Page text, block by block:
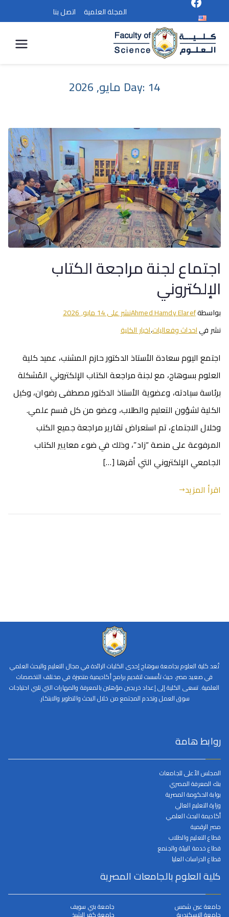
المجلة العلمية اتصل بنا
العلوم Day: 14 مايو, 2026
اجتماع لجنة مراجعة الكتاب
الإلكتروني
بواسطةAhmed Hamdy Elarefنشر على14 مايو, 2026
نشر فياحداث وفعاليات،اخبار الكلية
اجتمع اليوم سعادة الأستاذ الدكتور حازم المشنب، عميد كلية
العلوم بسوهاج، مع لجنة مراجعة الكتاب الإلكتروني المُشكلة
برئاسة سيادته، وعضوية الأستاذ الدكتور مصطفى رضوان، وكيل
الكلية لشؤون التعليم والطلاب، وعضو من كل قسم علمي.
وخلال الاجتماع، تم استعراض تقارير مراجعة جميع الكتب
المرفوعة على منصة “زاد”، وذلك في ضوء معايير الكتاب
الجامعي الإلكتروني التي أقرها […]
اقرأ المزيد
تُعد كلية العلوم بجامعة سوهاج إحدى الكليات الرائدة في مجال التعليم والبحث العلمي
في صعيد مصر، حيث تأسست لتقديم برامج أكاديمية متميزة في مختلف التخصصات
العلمية. تسعى الكلية إلى إعداد خريجين مؤهلين بالمعرفة والمهارات التي تلبي احتياجات
سوق العمل وتخدم المجتمع من خلال البحث والتطوير والابتكار.
روابط هامة
المجلس الأعلى للجامعات
بنك المعرفة المصري
بوابة الحكومة المصرية
وزارة التعليم العالي
أكاديمة البحث العلمي
مصر الرقمية
قطاع التعليم والطلاب
قطاع خدمة البيئة والجنمع
قطاع الدراسات العليا
كلية العلوم بالجامعات المصرية
جامعة عين شمس جامعة بني سويف